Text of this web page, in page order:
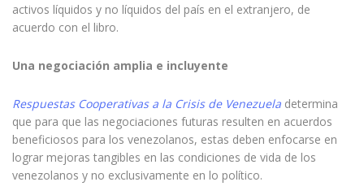
activos líquidos y no líquidos del país en el extranjero, de
acuerdo con el libro.
Una negociación amplia e incluyente
Respuestas Cooperativas a la Crisis de Venezuela determina
que para que las negociaciones futuras resulten en acuerdos
beneficiosos para los venezolanos, estas deben enfocarse en
lograr mejoras tangibles en las condiciones de vida de los
venezolanos y no exclusivamente en lo político.